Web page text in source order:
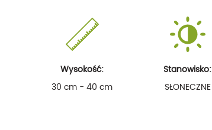
Wysokość:
30 cm - 40 cm
Stanowisko:
SŁONECZNE